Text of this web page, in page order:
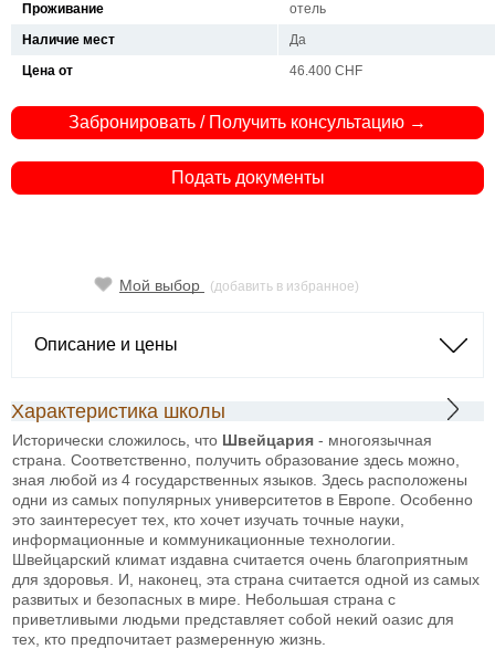
Проживание
отель
Наличие мест
Да
Цена от
46.400 CHF
Забронировать / Получить консультацию →
Подать документы
Мой выбор (добавить в избранное)
Описание и цены
Характеристика школы
Исторически сложилось, что Швейцария - многоязычная
страна. Соответственно, получить образование здесь можно,
зная любой из 4 государственных языков. Здесь расположены
одни из самых популярных университетов в Европе. Особенно
это заинтересует тех, кто хочет изучать точные науки,
информационные и коммуникационные технологии.
Швейцарский климат издавна считается очень благоприятным
для здоровья. И, наконец, эта страна считается одной из самых
развитых и безопасных в мире. Небольшая страна с
приветливыми людьми представляет собой некий оазис для
тех, кто предпочитает размеренную жизнь.